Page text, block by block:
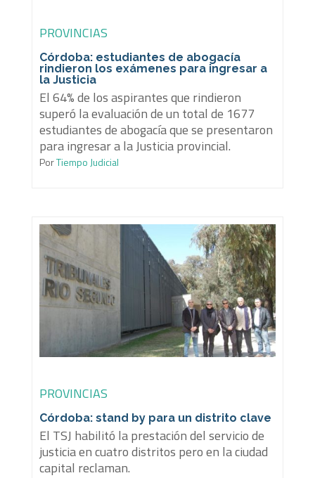
PROVINCIAS
Córdoba: estudiantes de abogacía
rindieron los exámenes para ingresar a
la Justicia
El 64% de los aspirantes que rindieron
superó la evaluación de un total de 1677
estudiantes de abogacía que se presentaron
para ingresar a la Justicia provincial.
PorTiempo Judicial
PROVINCIAS
Córdoba: stand by para un distrito clave
El TSJ habilitó la prestación del servicio de
justicia en cuatro distritos pero en la ciudad
capital reclaman.